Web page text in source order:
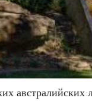
австралийских